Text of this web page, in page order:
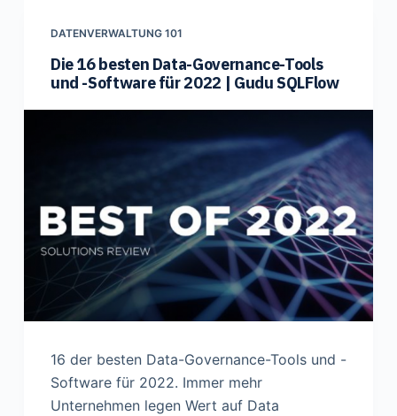
DATENVERWALTUNG 101
Die 16 besten Data-Governance-Tools
und -Software für 2022 | Gudu SQLFlow
16 der besten Data-Governance-Tools und -
Software für 2022. Immer mehr
Unternehmen legen Wert auf Data